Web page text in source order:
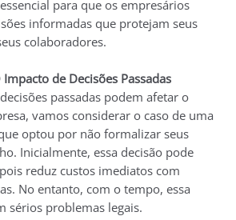
para que os empresários
informadas que protejam seus
colaboradores.
de Decisões Passadas
passadas podem afetar o
vamos considerar o caso de uma
optou por não formalizar seus
Inicialmente, essa decisão pode
reduz custos imediatos com
No entanto, com o tempo, essa
sérios problemas legais.